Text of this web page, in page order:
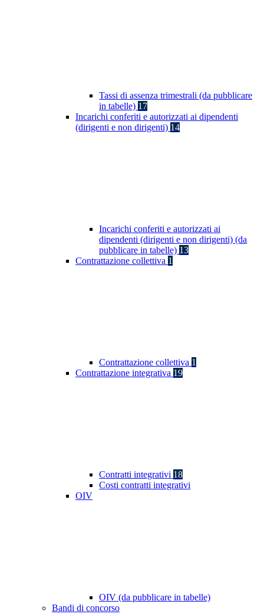
Tassi di assenza trimestrali (da pubblicare
in tabelle) 17
Incarichi conferiti e autorizzati ai dipendenti
(dirigenti e non dirigenti) 14
Incarichi conferiti e autorizzati ai
dipendenti (dirigenti e non dirigenti) (da
pubblicare in tabelle) 13
Contrattazione collettiva 1
Contrattazione collettiva 1
Contrattazione integrativa 19
Contratti integrativi 18
Costi contratti integrativi
OIV
OIV (da pubblicare in tabelle)
Bandi di concorso